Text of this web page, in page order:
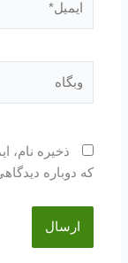
ذخیره نام،
که دوباره